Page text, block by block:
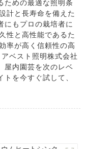
ための最適な照明条
計と長寿命を備えた
にもプロの栽培者に
性と高性能であるた
率が高く信頼性の高
ベスト照明株式会社
屋内園芸を次のレベ
を今すぐ試して、